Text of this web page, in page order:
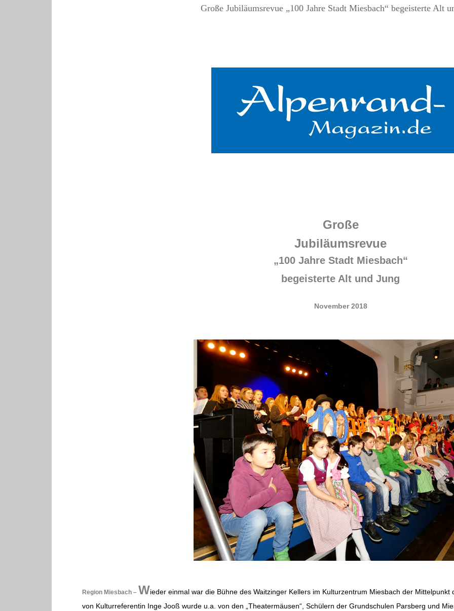
Große Jubiläumsrevue „100 Jahre Stadt Miesbach“ begeisterte Alt
Große
Jubiläumsrevue
„100 Jahre Stadt Miesbach“
begeisterte Alt und Jung
November 2018
Region Miesbach – Wieder einmal war die Bühne des Waitzinger Kellers im Kulturzentrum Miesbach der
von Kulturreferentin Inge Jooß wurde u.a. von den „Theatermäusen“, Schülern der Grundschulen Parsberg und